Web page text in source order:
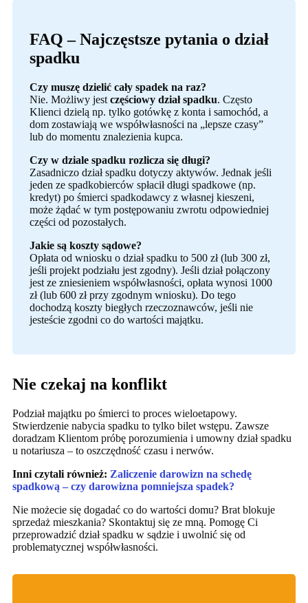
FAQ – Najczęstsze pytania o dział
spadku
Czy muszę dzielić cały spadek na raz?
Nie. Możliwy jest częściowy dział spadku. Często
Klienci dzielą np. tylko gotówkę z konta i samochód, a
dom zostawiają we współwłasności na „lepsze czasy”
lub do momentu znalezienia kupca.
Czy w dziale spadku rozlicza się długi?
Zasadniczo dział spadku dotyczy aktywów. Jednak jeśli
jeden ze spadkobierców spłacił długi spadkowe (np.
kredyt) po śmierci spadkodawcy z własnej kieszeni,
może żądać w tym postępowaniu zwrotu odpowiedniej
części od pozostałych.
Jakie są koszty sądowe?
Opłata od wniosku o dział spadku to 500 zł (lub 300 zł,
jeśli projekt podziału jest zgodny). Jeśli dział połączony
jest ze zniesieniem współwłasności, opłata wynosi 1000
zł (lub 600 zł przy zgodnym wniosku). Do tego
dochodzą koszty biegłych rzeczoznawców, jeśli nie
jesteście zgodni co do wartości majątku.
Nie czekaj na konflikt
Podział majątku po śmierci to proces wieloetapowy.
Stwierdzenie nabycia spadku to tylko bilet wstępu. Zawsze
doradzam Klientom próbę porozumienia i umowny dział spadku
u notariusza – to oszczędność czasu i nerwów.
Inni czytali również: Zaliczenie darowizn na schedę
spadkową – czy darowizna pomniejsza spadek?
Nie możecie się dogadać co do wartości domu? Brat blokuje
sprzedaż mieszkania? Skontaktuj się ze mną. Pomogę Ci
przeprowadzić dział spadku w sądzie i uwolnić się od
problematycznej współwłasności.